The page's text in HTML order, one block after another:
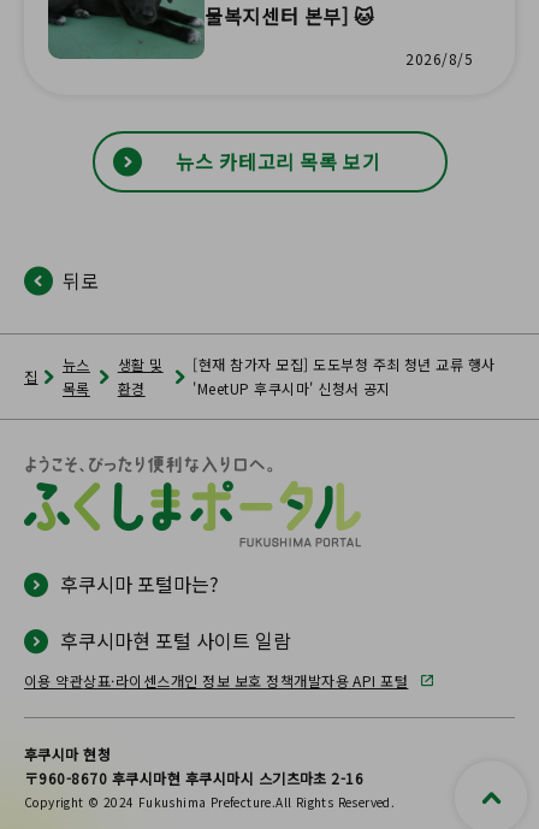
물복지센터 본부] 🐱
2026/8/5
뉴스 카테고리 목록 보기
뒤로
집
뉴스
목록
생활 및
환경
[현재 참가자 모집] 도도부청 주최 청년 교류 행사
'MeetUP 후쿠시마' 신청서 공지
후쿠시마 포털마는?
후쿠시마현 포털 사이트 일람
이용 약관상표·라이센스개인 정보 보호 정책개발자용 API 포털
후쿠시마 현청
〒960-8670 후쿠시마현 후쿠시마시 스기츠마초 2-16
Copyright © 2024 Fukushima Prefecture.All Rights Reserved.